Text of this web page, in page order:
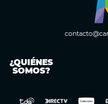
¿QUIÉNES
SOMOS?